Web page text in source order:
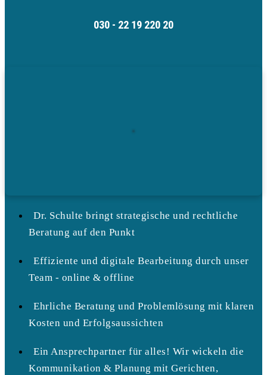
030 - 22 19 220 20
Dr. Schulte bringt strategische und rechtliche
Beratung auf den Punkt
Effiziente und digitale Bearbeitung durch unser
Team - online & offline
Ehrliche Beratung und Problemlösung mit klaren
Kosten und Erfolgsaussichten
Ein Ansprechpartner für alles! Wir wickeln die
Kommunikation & Planung mit Gerichten,